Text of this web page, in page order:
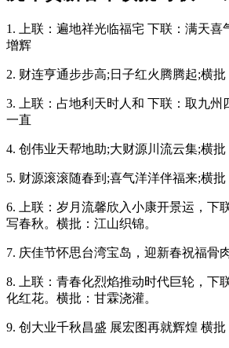
1. 上联：遍地祥光临福宅 下联：满天喜
增辉
2. 财连亨通步步高;日子红火腾腾起;横批
3. 上联：占地利天时人和 下联：取九州
一直
4. 创伟业天帮地助;大财源川流云集;横批
5. 财源滚滚随春到;喜气洋洋伴福来;横批
6. 上联：岁月流馨欣入小康开景运，下
写春秋。横批：江山织锦。
7. 庆佳节怀思台湾宝岛，迎新春祝福骨
8. 上联：青春化烈焰推动时代巨轮，下
化红花。横批：甘霖浇灌。
9. 创大业千秋昌盛 展宏图再就辉煌 横批